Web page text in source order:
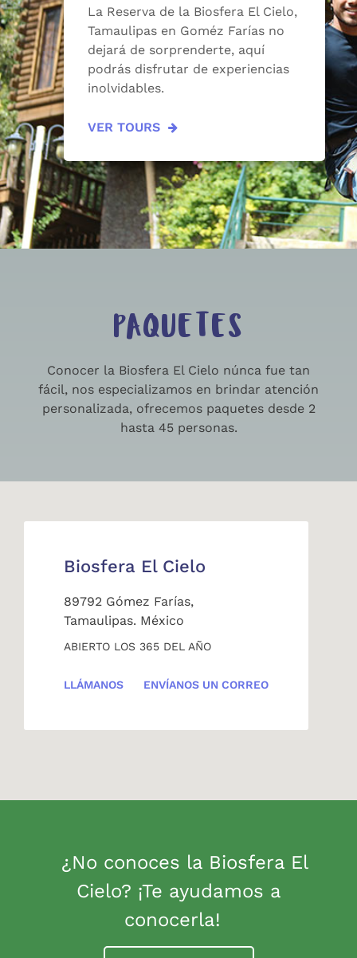
La Reserva de la Biosfera El Cielo,
Tamaulipas en Goméz Farías no
dejará de sorprenderte, aquí
podrás disfrutar de experiencias
inolvidables.
VER TOURS
PAQUETES
Conocer la Biosfera El Cielo núnca fue tan
fácil, nos especializamos en brindar atención
personalizada, ofrecemos paquetes desde 2
hasta 45 personas.
Biosfera El Cielo
89792 Gómez Farías,
Tamaulipas. México
ABIERTO LOS 365 DEL AÑO
LLÁMANOS ENVÍANOS UN CORREO
¿No conoces la Biosfera El
Cielo? ¡Te ayudamos a
conocerla!